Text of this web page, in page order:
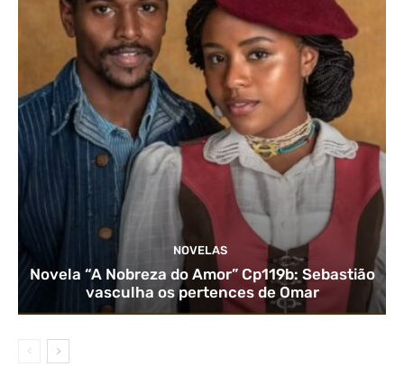
NOVELAS
Novela “A Nobreza do Amor” Cp119b: Sebastião
vasculha os pertences de Omar